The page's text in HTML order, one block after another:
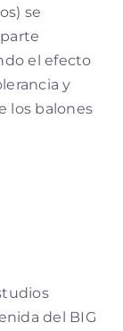
se
el efecto
y
los balones
del BIG